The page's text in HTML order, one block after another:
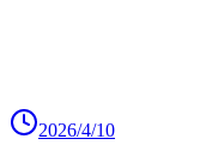
2026/4/10